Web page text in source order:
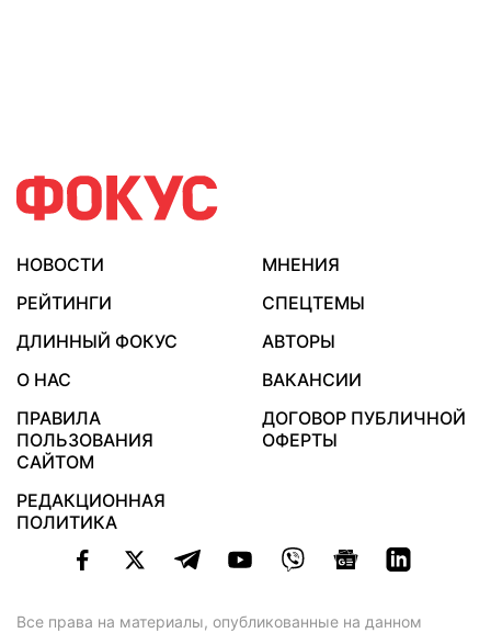
НОВОСТИ
МНЕНИЯ
РЕЙТИНГИ
СПЕЦТЕМЫ
ДЛИННЫЙ ФОКУС
АВТОРЫ
О НАС
ВАКАНСИИ
ПРАВИЛА
ПОЛЬЗОВАНИЯ
САЙТОМ
ДОГОВОР ПУБЛИЧНОЙ
ОФЕРТЫ
РЕДАКЦИОННАЯ
ПОЛИТИКА
Все права на материалы, опубликованные на данном